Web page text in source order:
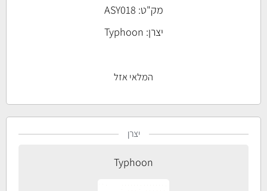
מק"ט: ASY018
יצרן: Typhoon
המלאי אזל
יצרן
Typhoon